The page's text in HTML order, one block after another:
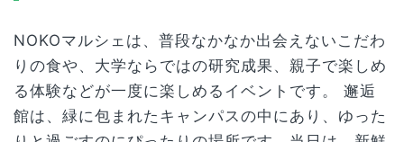
NOKOマルシェは、普段なかなか出会えないこだわ
りの食や、大学ならではの研究成果、親子で楽しめ
る体験などが一度に楽しめるイベントです。 邂逅
館は、緑に包まれたキャンパスの中にあり、ゆった